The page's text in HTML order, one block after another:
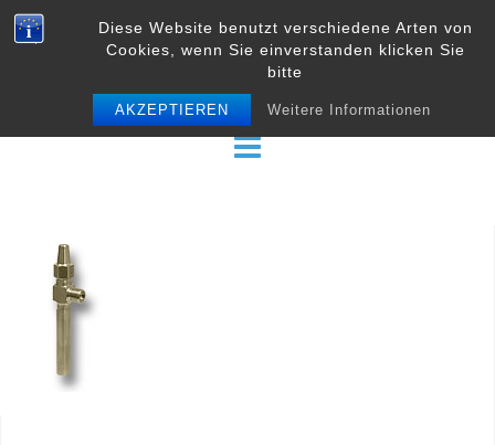
Diese Website benutzt verschiedene Arten von
Cookies, wenn Sie einverstanden klicken Sie
bitte
AKZEPTIEREN Weitere Informationen
Skip